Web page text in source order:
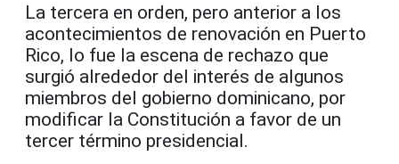
La tercera en orden, pero anterior a los
acontecimientos de renovación en Puerto
Rico, lo fue la escena de rechazo que
surgió alrededor del interés de algunos
miembros del gobierno dominicano, por
modificar la Constitución a favor de un
tercer término presidencial.